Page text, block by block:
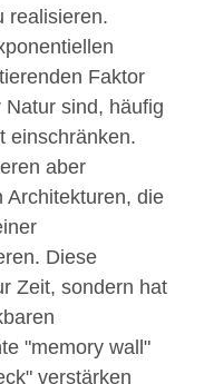
realisieren.
Faktor
sind, häufig
einschränken.
aber
Architekturen, die
Diese
Zeit, sondern hat
"memory wall"
verstärken